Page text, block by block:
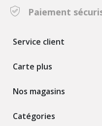
Paiement
Service client
Carte plus
Nos magasins
Catégories